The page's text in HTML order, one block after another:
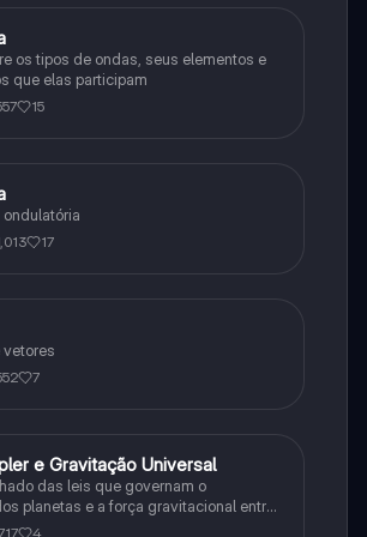
os tipos de ondas, seus elementos e
que elas participam
15
17
7
e Gravitação Universal
das leis que governam o
planetas e a força gravitacional entre
4